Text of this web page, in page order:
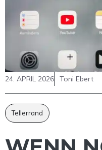
24. APRIL 2026 Toni Ebert
Tellerrand